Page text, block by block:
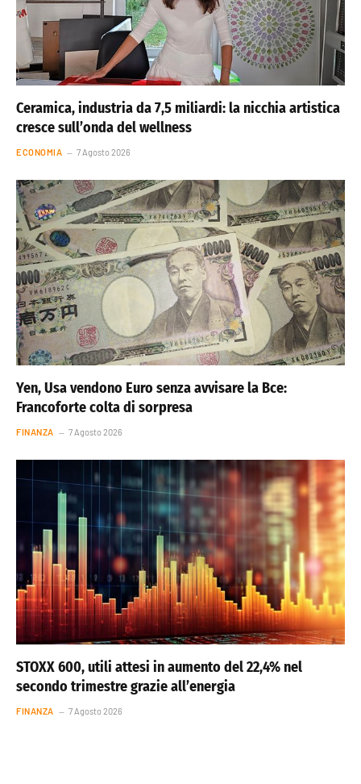
Ceramica, industria da 7,5 miliardi: la nicchia artistica
cresce sull’onda del wellness
ECONOMIA 7 Agosto 2026
Yen, Usa vendono Euro senza avvisare la Bce:
Francoforte colta di sorpresa
FINANZA 7 Agosto 2026
STOXX 600, utili attesi in aumento del 22,4% nel
secondo trimestre grazie all’energia
FINANZA 7 Agosto 2026